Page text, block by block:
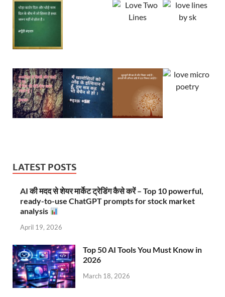
LATEST POSTS
AI की मदद से शेयर मार्केट ट्रेडिंग कैसे करें – Top 10 powerful,
ready-to-use ChatGPT prompts for stock market
analysis
April 19, 2026
Top 50 AI Tools You Must Know in
2026
March 18, 2026